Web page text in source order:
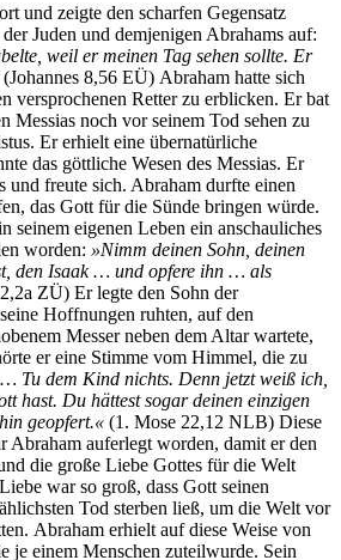
und zeigte den scharfen Gegensatz
Juden und demjenigen Abrahams auf:
weil er meinen Tag sehen sollte. Er
(Johannes 8,56 EÜ) Abraham hatte sich
versprochenen Retter zu erblicken. Er bat
Messias noch vor seinem Tod sehen zu
Er erhielt eine übernatürliche
das göttliche Wesen des Messias. Er
und freute sich. Abraham durfte einen
das Gott für die Sünde bringen würde.
seinem eigenen Leben ein anschauliches
worden: »Nimm deinen Sohn, deinen
den Isaak … und opfere ihn … als
ZÜ) Er legte den Sohn der
Hoffnungen ruhten, auf den
Messer neben dem Altar wartete,
er eine Stimme vom Himmel, die zu
… Tu dem Kind nichts. Denn jetzt weiß ich,
hast. Du hättest sogar deinen einzigen
geopfert.« (1. Mose 22,12 NLB) Diese
Abraham auferlegt worden, damit er den
die große Liebe Gottes für die Welt
war so groß, dass Gott seinen
Tod sterben ließ, um die Welt vor
Abraham erhielt auf diese Weise von
je einem Menschen zuteilwurde. Sein